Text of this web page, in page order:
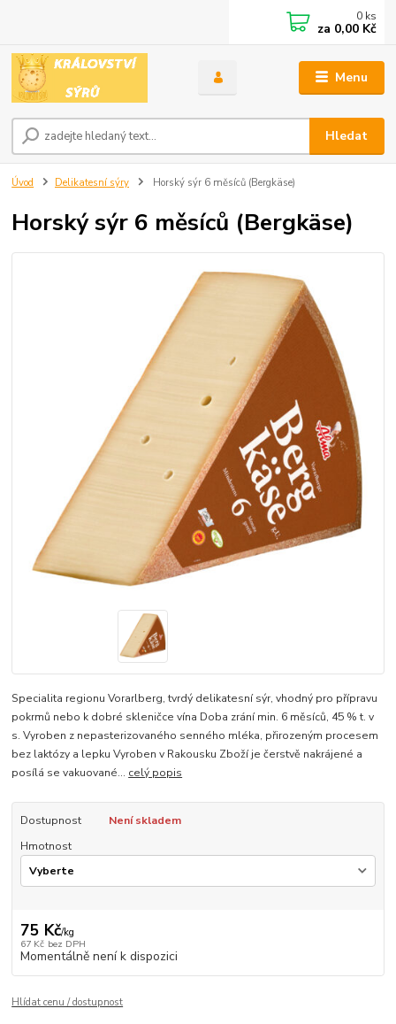
Menu
Hledat
0 ks
za 0,00 Kč
Úvod Delikatesní sýry Horský sýr 6 měsíců (Bergkäse)
Horský sýr 6 měsíců (Bergkäse)
Specialita regionu Vorarlberg, tvrdý delikatesní sýr, vhodný pro přípravu
pokrmů nebo k dobré skleničce vína Doba zrání min. 6 měsíců, 45 % t. v
s. Vyroben z nepasterizovaného senného mléka, přirozeným procesem
bez laktózy a lepku Vyroben v Rakousku Zboží je čerstvě nakrájené a
posílá se vakuované... celý popis
Dostupnost
Není skladem
Hmotnost
75 Kč/kg
67 Kč bez DPH
Momentálně není k dispozici
Hlídat cenu / dostupnost